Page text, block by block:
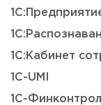
1С:Кабинет
1C-UMI
1С-